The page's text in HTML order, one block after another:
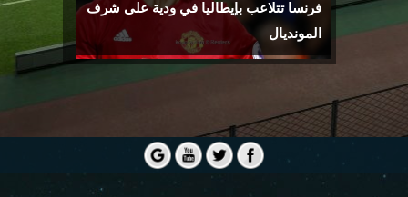
فرنسا تتلاعب بإيطاليا في ودية على شرف
المونديال